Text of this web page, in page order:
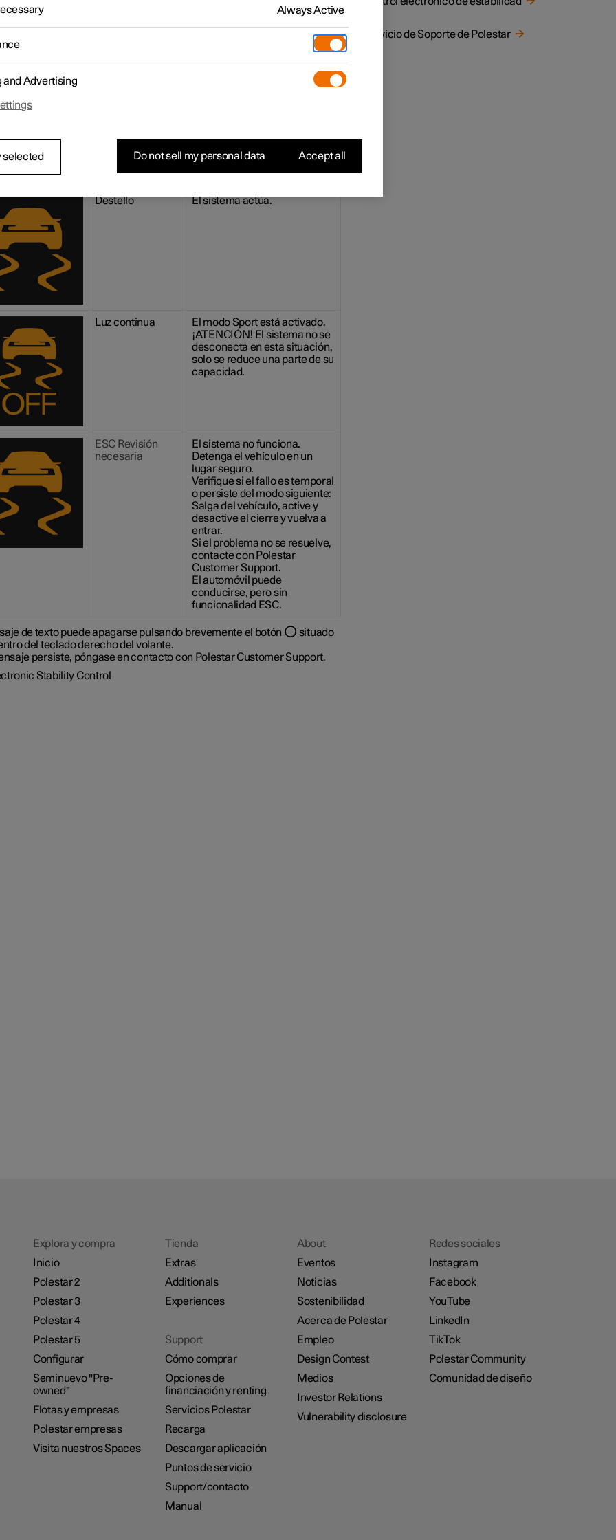
del conductor pueden mostrarse una serie de símbolos y
referentes al control electrónico de estabilidad (ESC
). Ofrecemos a
algunos ejemplos.
Destello El sistema actúa.
Luz continua
El modo Sport está activado.
¡ATENCIÓN! El sistema no se
desconecta en esta situación,
solo se reduce una parte de su
capacidad.
ESC Revisión
necesaria
El sistema no funciona.
Detenga el vehículo en un
lugar seguro.
Verifique si el fallo es temporal
o persiste del modo siguiente:
Salga del vehículo, active y
desactive el cierre y vuelva a
entrar.
Si el problema no se resuelve,
contacte con Polestar
Customer Support.
El automóvil puede
conducirse, pero sin
funcionalidad ESC.
de texto puede apagarse pulsando brevemente el botón
situado
del teclado derecho del volante.
persiste, póngase en contacto con Polestar Customer Support.
Stability Control
Servicio de Soporte de Polestar
Explora y compra
Inicio
Polestar 2
Polestar 3
Polestar 4
Polestar 5
Configurar
Seminuevo "Pre-
owned"
Flotas y empresas
Polestar empresas
Visita nuestros Spaces
Tienda
Extras
Additionals
Experiences
Support
Cómo comprar
Opciones de
financiación y renting
Servicios Polestar
Recarga
Descargar aplicación
Puntos de servicio
Support/contacto
Manual
About
Eventos
Noticias
Sostenibilidad
Acerca de Polestar
Empleo
Design Contest
Medios
Investor Relations
Vulnerability disclosure
Redes sociales
Instagram
Facebook
YouTube
LinkedIn
TikTok
Polestar Community
Comunidad de diseño
Always Active
and Advertising
selected Do not sell my personal data Accept all